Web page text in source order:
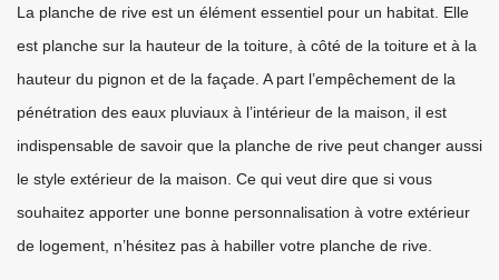
La planche de rive est un élément essentiel pour un habitat. Elle
est planche sur la hauteur de la toiture, à côté de la toiture et à la
hauteur du pignon et de la façade. A part l’empêchement de la
pénétration des eaux pluviaux à l’intérieur de la maison, il est
indispensable de savoir que la planche de rive peut changer aussi
le style extérieur de la maison. Ce qui veut dire que si vous
souhaitez apporter une bonne personnalisation à votre extérieur
de logement, n’hésitez pas à habiller votre planche de rive.